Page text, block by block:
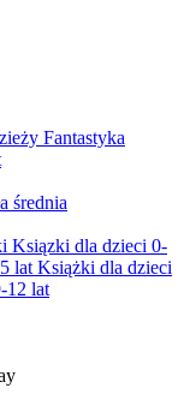
Fantastyka
średnia
Ksiązki dla dzieci 0-
lat Książki dla dzieci
12 lat